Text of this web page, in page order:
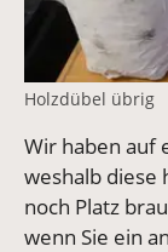
Holzdübel übrig
Wir haben auf
weshalb diese
noch Platz
wenn Sie ein